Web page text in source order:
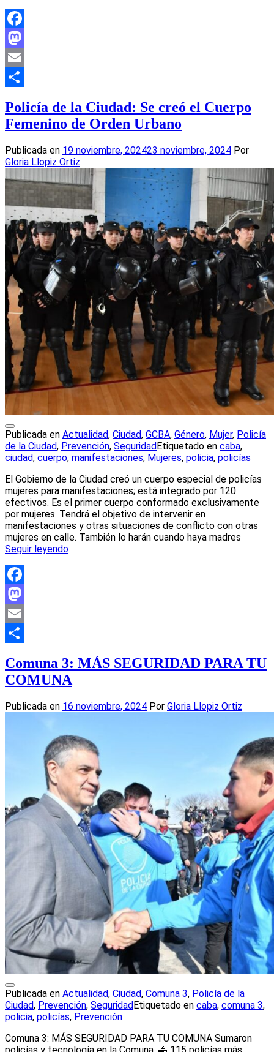
Facebook
Mastodon
Email
Policía de la Ciudad: Se creó el Cuerpo
Femenino de Orden Urbano
Publicada en 19 noviembre, 202423 noviembre, 2024 Por
Gloria Llopiz Ortiz
Publicada en Actualidad, Ciudad, GCBA, Género, Mujer, Policía
de la Ciudad, Prevención, SeguridadEtiquetado en caba,
ciudad, cuerpo, manifestaciones, Mujeres, policia, policías
El Gobierno de la Ciudad creó un cuerpo especial de policías
mujeres para manifestaciones; está integrado por 120
efectivos. Es el primer cuerpo conformado exclusivamente
por mujeres. Tendrá el objetivo de intervenir en
manifestaciones y otras situaciones de conflicto con otras
mujeres en calle. También lo harán cuando haya madres
Seguir leyendo
Facebook
Mastodon
Email
Comuna 3: MÁS SEGURIDAD PARA TU
COMUNA
Publicada en 16 noviembre, 2024 Por Gloria Llopiz Ortiz
Publicada en Actualidad, Ciudad, Comuna 3, Policía de la
Ciudad, Prevención, SeguridadEtiquetado en caba, comuna 3,
policia, policías, Prevención
Comuna 3: MÁS SEGURIDAD PARA TU COMUNA Sumaron
policías y tecnología en la Comuna. 🚓 115 policías más